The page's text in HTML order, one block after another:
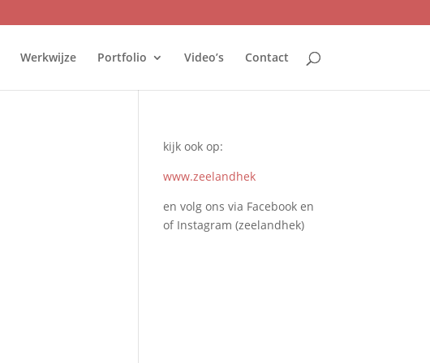
Werkwijze Portfolio Video’s Contact
kijk ook op:
www.zeelandhek
en volg ons via Facebook en
of Instagram (zeelandhek)